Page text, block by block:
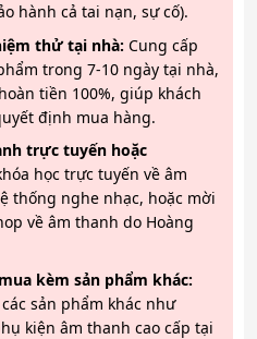
hành cả tai nạn, sự cố).
thử tại nhà: Cung cấp
trong 7-10 ngày tại nhà,
tiền 100%, giúp khách
định mua hàng.
trực tuyến hoặc
học trực tuyến về âm
thống nghe nhạc, hoặc mời
về âm thanh do Hoàng
kèm sản phẩm khác:
sản phẩm khác như
kiện âm thanh cao cấp tại